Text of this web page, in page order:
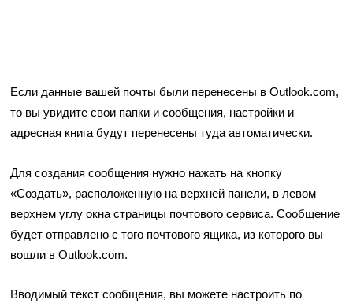
Если данные вашей почты были перенесены в Outlook.com,
то вы увидите свои папки и сообщения, настройки и
адресная книга будут перенесены туда автоматически.
Для создания сообщения нужно нажать на кнопку
«Создать», расположенную на верхней панели, в левом
верхнем углу окна страницы почтового сервиса. Сообщение
будет отправлено с того почтового ящика, из которого вы
вошли в Outlook.com.
Вводимый текст сообщения, вы можете настроить по